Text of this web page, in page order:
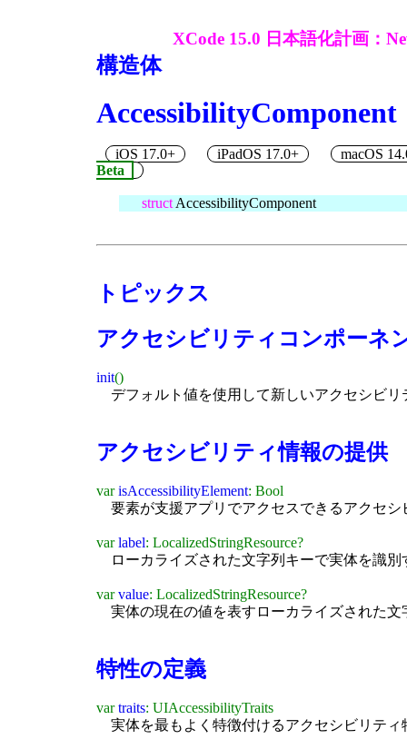
XCode 15.0 日本語化計画：
構造体
AccessibilityComponent
iOS 17.0+ iPadOS 17.0+
macOS
Beta
struct AccessibilityComponent
トピックス
アクセシビリティコンポーネ
init()
デフォルト値を使用して新しいアクセシビ
アクセシビリティ情報の提供
varisAccessibilityElement: Bool
要素が支援アプリでアクセスできるアクセ
varlabel: LocalizedStringResource?
ローカライズされた文字列キーで実体を識
varvalue: LocalizedStringResource?
実体の現在の値を表すローカライズされた文
特性の定義
vartraits: UIAccessibilityTraits
実体を最もよく特徴付けるアクセシビリティ